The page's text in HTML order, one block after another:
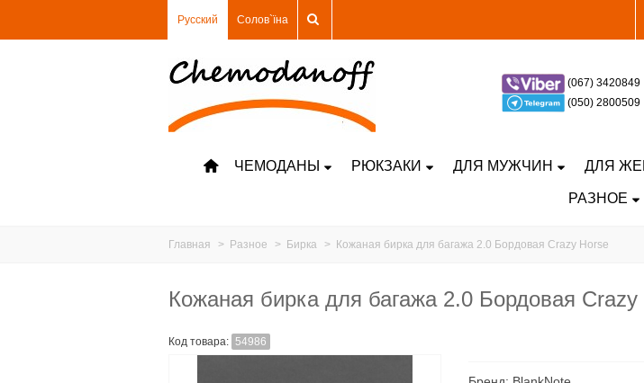
Русский Солов`їна
(067) 3420849
(050) 2800509
ЧЕМОДАНЫ РЮКЗАКИ ДЛЯ МУЖЧИН ДЛЯ
РАЗНОЕ
Главная > Разное > Бирка > Кожаная бирка для багажа 2.0 Бордовая Crazy Horse
Кожаная бирка для багажа 2.0 Бордовая Crazy
Код товара: 54986